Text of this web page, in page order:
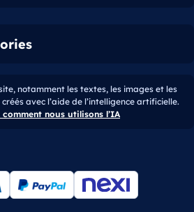
notamment les textes, les images et les
avec l’aide de l’intelligence artificielle.
comment nous utilisons l’IA